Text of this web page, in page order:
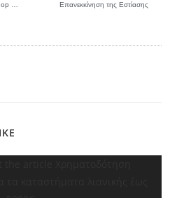
Επανεκκίνηση της Εστίασης